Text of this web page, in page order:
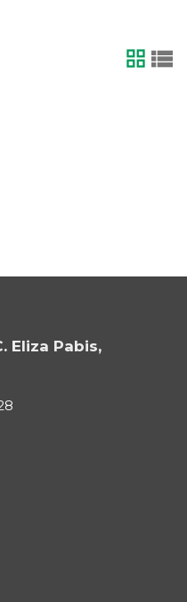
tabela
Eliza Pabis,